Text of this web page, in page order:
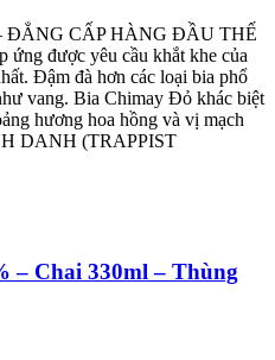
CẤP HÀNG ĐẦU THẾ
được yêu cầu khắt khe của
Đậm đà hơn các loại bia phổ
vang. Bia Chimay Đỏ khác biệt
hương hoa hồng và vị mạch
DANH (TRAPPIST
– Chai 330ml – Thùng